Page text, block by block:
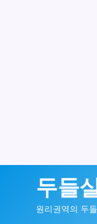
두들
원리권역의 두